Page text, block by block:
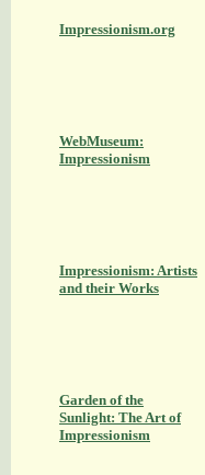
Impressionism.org
WebMuseum:
Impressionism
Impressionism: Artists
and their Works
Garden of the
Sunlight: The Art of
Impressionism